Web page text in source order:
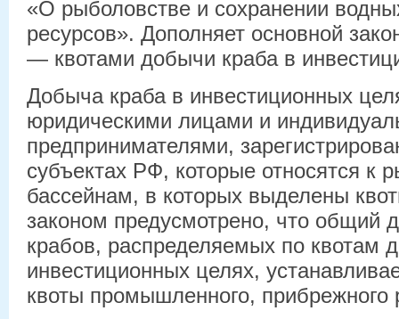
«О рыболовстве и сохранении
ресурсов». Дополняет основной
— квотами добычи краба в
Добыча краба в инвестиционных
юридическими лицами и
предпринимателями,
субъектах РФ, которые относятся к
бассейнам, в которых выделены
законом предусмотрено, что общий
крабов, распределяемых по квотам
инвестиционных целях,
квоты промышленного, прибрежного